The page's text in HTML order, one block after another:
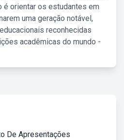
é orientar os estudantes em
uma geração notável,
reconhecidas
acadêmicas do mundo -
De Apresentações